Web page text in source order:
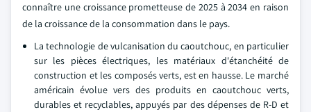
connaître une croissance prometteuse de 2025 à 2034 en raison
de la croissance de la consommation dans le pays.
La technologie de vulcanisation du caoutchouc, en particulier
sur les pièces électriques, les matériaux d'étanchéité de
construction et les composés verts, est en hausse. Le marché
américain évolue vers des produits en caoutchouc verts,
durables et recyclables, appuyés par des dépenses de R-D et